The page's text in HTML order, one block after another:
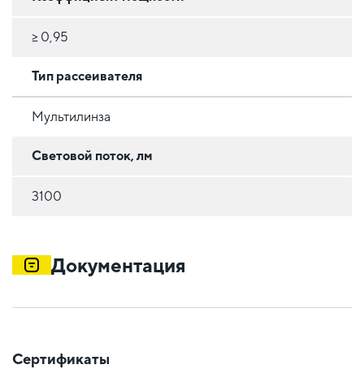
≥ 0,95
Тип рассеивателя
Мультилинза
Световой поток, лм
3100
Документация
Сертификаты